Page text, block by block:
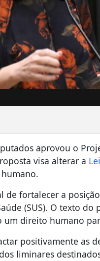
aprovou o
visa alterar a
fortalecer a
(SUS). O texto
um direito humano
positivamente as
liminares